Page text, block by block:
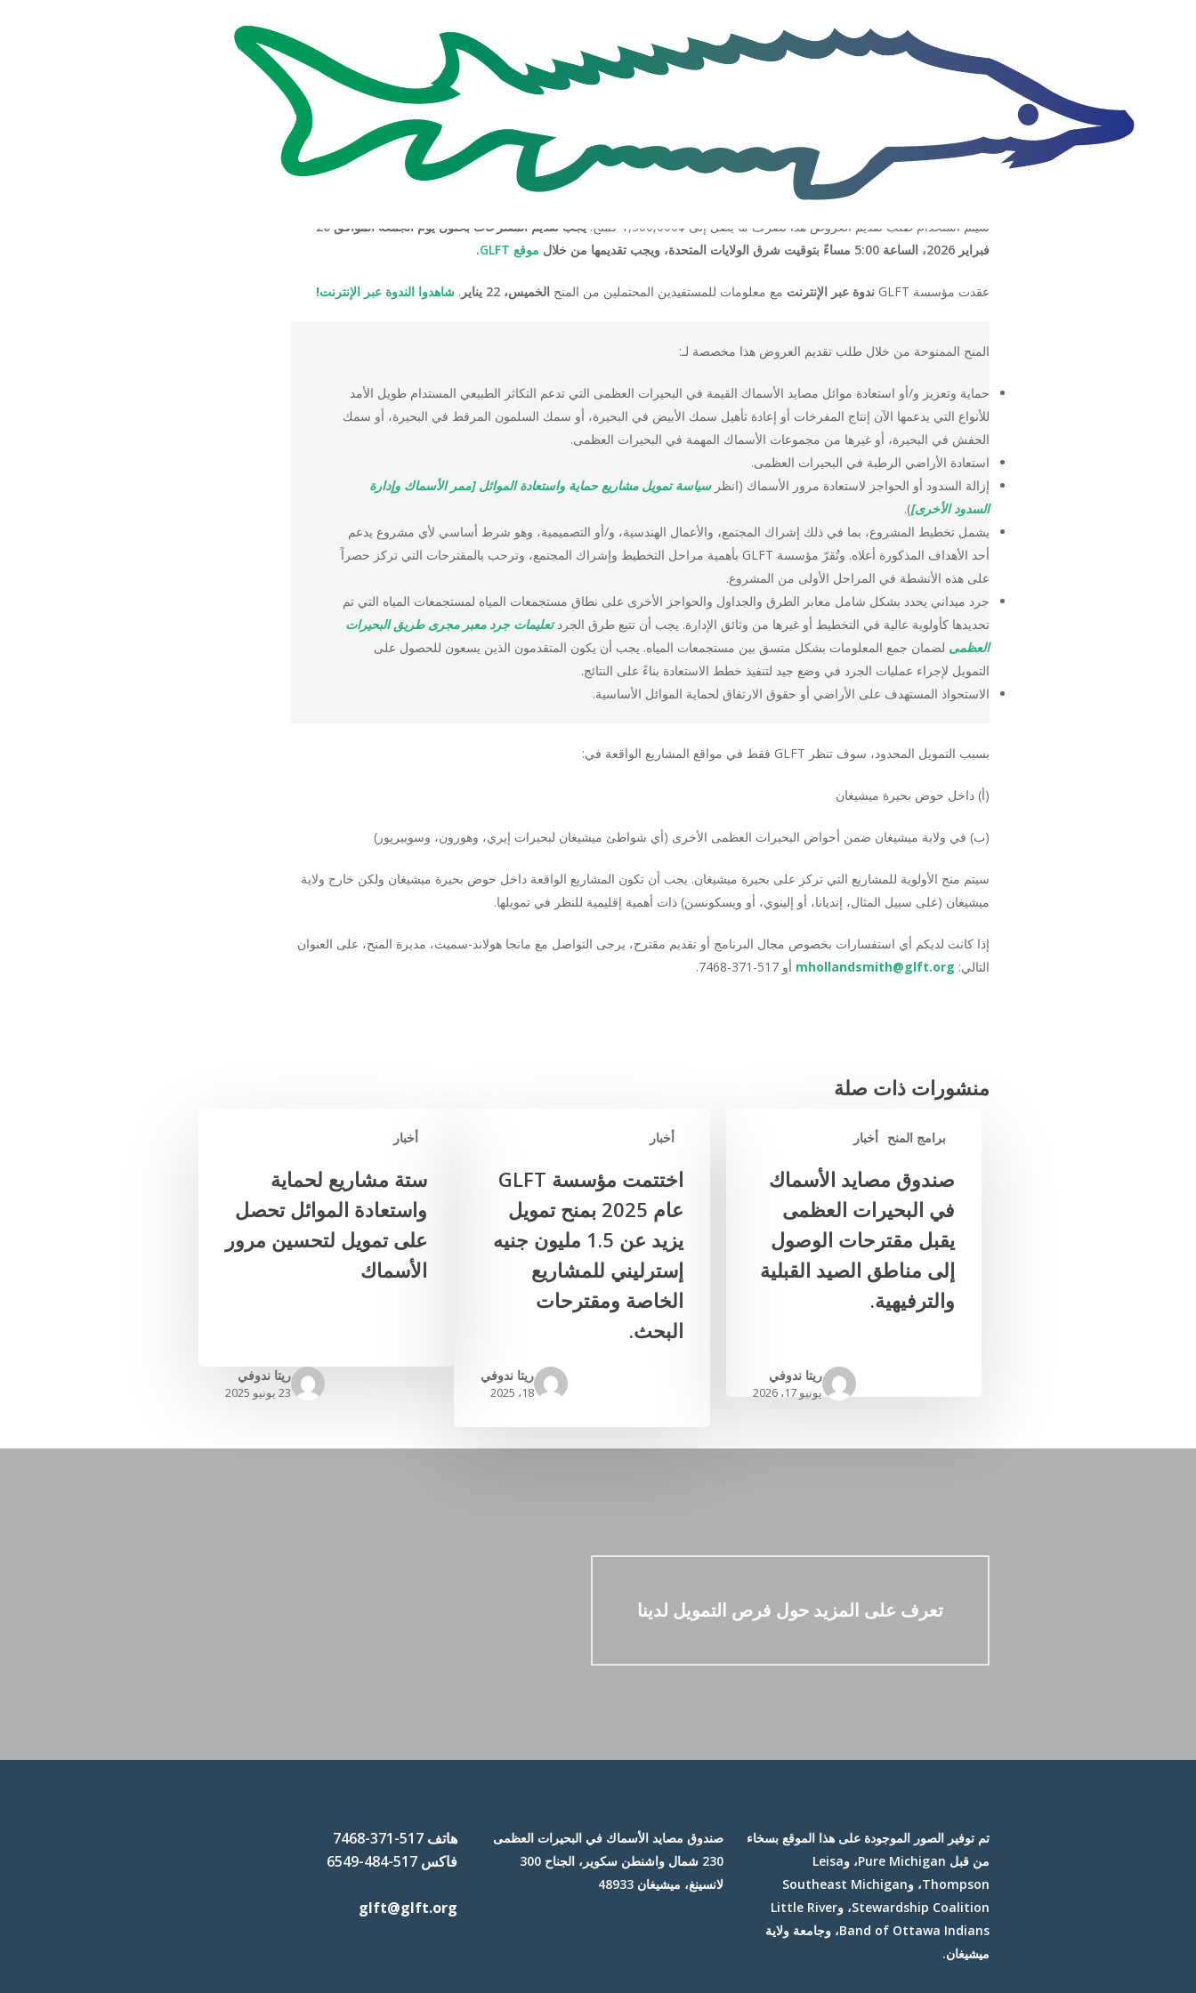
تقبل مؤسسة مصايد الأسماك في البحيرات العظمى (GLFT) الآن المقترحات بموجب
سيتم استخدام طلب تقديم العروض هذا لصرف ما يصل إلى $1,300,000 كمنح.
يجب تقديم المقترحات بحلول يوم الجمعة الموافق 20
فبراير 2026، الساعة 5:00 مساءً بتوقيت شرق الولايات المتحدة، ويجب تقديمها من خلال
موقع GLFT .
عقدت مؤسسة GLFT ندوة عبر الإنترنت مع معلومات للمستفيدين المحتملين من المنح الخميس، 22 يناير .شاهدوا الندوة عبر الإنترنت!
المنح الممنوحة من خلال طلب تقديم العروض هذا مخصصة لـ:
حماية وتعزيز و/أو استعادة موائل مصايد الأسماك القيمة في البحيرات العظمى التي تدعم التكاثر الطبيعي المستدام طويل الأمد
للأنواع التي يدعمها الآن إنتاج المفرخات أو إعادة تأهيل سمك الأبيض في البحيرة، أو سمك السلمون المرقط في البحيرة، أو سمك
الحفش في البحيرة، أو غيرها من مجموعات الأسماك المهمة في البحيرات العظمى.
استعادة الأراضي الرطبة في البحيرات العظمى.
إزالة السدود أو الحواجز لاستعادة مرور الأسماك (انظرسياسة تمويل مشاريع حماية واستعادة الموائل [ممر الأسماك وإدارة
السدود الأخرى]).
يشمل تخطيط المشروع، بما في ذلك إشراك المجتمع، والأعمال الهندسية، و/أو التصميمية، وهو شرط أساسي لأي مشروع يدعم
أحد الأهداف المذكورة أعلاه. وتُقرّ مؤسسة GLFT بأهمية مراحل التخطيط وإشراك المجتمع، وترحب بالمقترحات التي تركز حصراً
على هذه الأنشطة في المراحل الأولى من المشروع.
جرد ميداني يحدد بشكل شامل معابر الطرق والجداول والحواجز الأخرى على نطاق مستجمعات المياه لمستجمعات المياه التي تم
تحديدها كأولوية عالية في التخطيط أو غيرها من وثائق الإدارة. يجب أن تتبع طرق الجردتعليمات جرد معبر مجرى طريق البحيرات
العظمى لضمان جمع المعلومات بشكل متسق بين مستجمعات المياه. يجب أن يكون المتقدمون الذين يسعون للحصول على
التمويل لإجراء عمليات الجرد في وضع جيد لتنفيذ خطط الاستعادة بناءً على النتائج.
الاستحواذ المستهدف على الأراضي أو حقوق الارتفاق لحماية الموائل الأساسية.
بسبب التمويل المحدود، سوف تنظر GLFT فقط في مواقع المشاريع الواقعة في:
(أ) داخل حوض بحيرة ميشيغان
(ب) في ولاية ميشيغان ضمن أحواض البحيرات العظمى الأخرى (أي شواطئ ميشيغان لبحيرات إيري، وهورون، وسوبيريور)
سيتم منح الأولوية للمشاريع التي تركز على بحيرة ميشيغان. يجب أن تكون المشاريع الواقعة داخل حوض بحيرة ميشيغان ولكن خارج ولاية
ميشيغان (على سبيل المثال، إنديانا، أو إلينوي، أو ويسكونسن) ذات أهمية إقليمية للنظر في تمويلها.
إذا كانت لديكم أي استفسارات بخصوص مجال البرنامج أو تقديم مقترح، يرجى التواصل مع مانجا هولاند-سميث، مديرة المنح، على العنوان
التالي: mhollandsmith@glft.org أو 517-371-7468.
منشورات ذات صلة
برامج المنح أخبار
صندوق مصايد الأسماك
في البحيرات العظمى
يقبل مقترحات الوصول
إلى مناطق الصيد القبلية
والترفيهية.
ريتا ندوفي
يونيو 17، 2026
أخبار
اختتمت مؤسسة GLFT
عام 2025 بمنح تمويل
يزيد عن 1.5 مليون جنيه
إسترليني للمشاريع
الخاصة ومقترحات
البحث.
ريتا ندوفي
18، 2025
أخبار
ستة مشاريع لحماية
واستعادة الموائل تحصل
على تمويل لتحسين مرور
الأسماك
ريتا ندوفي
23 يونيو 2025
تعرف على المزيد حول فرص التمويل لدينا
هاتف 517-371-7468
فاكس 517-484-6549
glft@glft.org
صندوق مصايد الأسماك في البحيرات العظمى
230 شمال واشنطن سكوير، الجناح 300
لانسينغ، ميشيغان 48933
تم توفير الصور الموجودة على هذا الموقع بسخاء
من قبل Pure Michigan، وLeisa
Thompson، وSoutheast Michigan
Stewardship Coalition، وLittle River
Band of Ottawa Indians، وجامعة ولاية
ميشيغان.